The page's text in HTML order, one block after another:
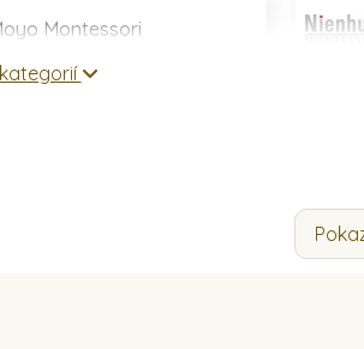
Montessori